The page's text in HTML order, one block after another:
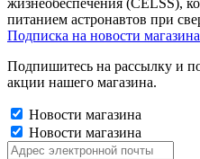
жизнеобеспечения (CELSS),
питанием астронавтов при
Подписка на новости магазина
Подпишитесь на рассылку и
акции нашего магазина.
Новости магазина
Новости магазина